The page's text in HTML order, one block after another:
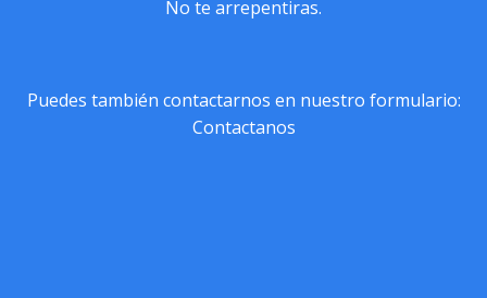
No te arrepentiras.
Puedes también contactarnos en nuestro formulario:
Contactanos